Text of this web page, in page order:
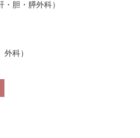
胆・膵外科）
科）